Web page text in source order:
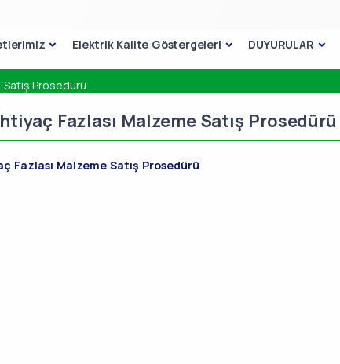
Elektrik Kalite Göstergeleri DUYURULAR
Prosedürü
Fazlası Malzeme Satış Prosedürü
Fazlası Malzeme Satış Prosedürü